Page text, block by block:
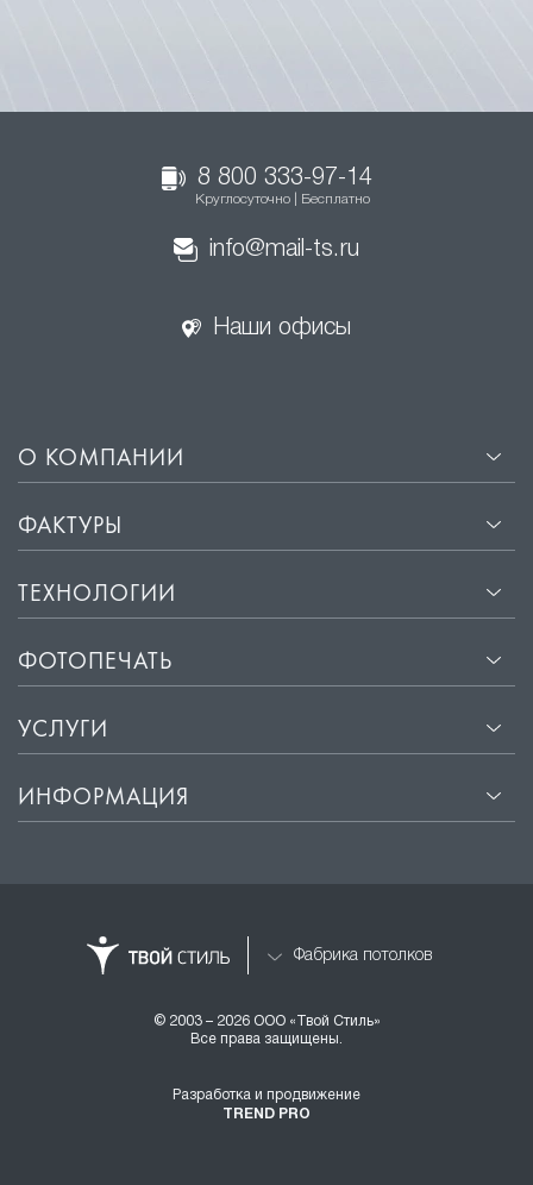
8 800 333-97-14
Круглосуточно | Бесплатно
info@mail-ts.ru
Наши офисы
О КОМПАНИИ
ФАКТУРЫ
ТЕХНОЛОГИИ
ФОТОПЕЧАТЬ
УСЛУГИ
ИНФОРМАЦИЯ
Фабрика потолков
© 2003 – 2026 ООО «Твой Стиль»
Все права защищены.
Разработка и продвижение
TREND PRO